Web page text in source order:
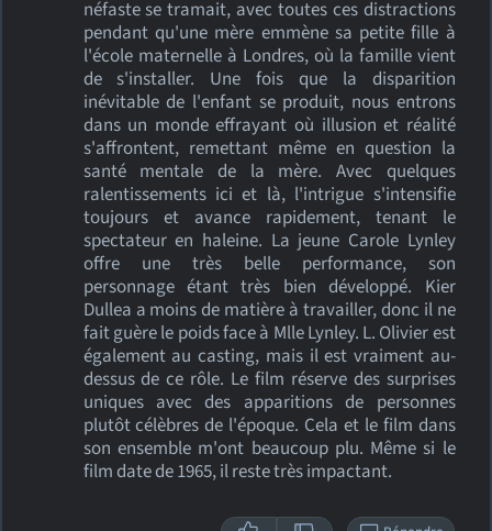
néfaste se tramait, avec toutes ces distractions
pendant qu'une mère emmène sa petite fille à
l'école maternelle à Londres, où la famille vient
de s'installer. Une fois que la disparition
inévitable de l'enfant se produit, nous entrons
dans un monde effrayant où illusion et réalité
s'affrontent, remettant même en question la
santé mentale de la mère. Avec quelques
ralentissements ici et là, l'intrigue s'intensifie
toujours et avance rapidement, tenant le
spectateur en haleine. La jeune Carole Lynley
offre une très belle performance, son
personnage étant très bien développé. Kier
Dullea a moins de matière à travailler, donc il ne
fait guère le poids face à Mlle Lynley. L. Olivier est
également au casting, mais il est vraiment au-
dessus de ce rôle. Le film réserve des surprises
uniques avec des apparitions de personnes
plutôt célèbres de l'époque. Cela et le film dans
son ensemble m'ont beaucoup plu. Même si le
film date de 1965, il reste très impactant.